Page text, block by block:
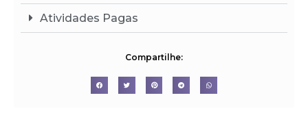
Atividades Pagas
Compartilhe: